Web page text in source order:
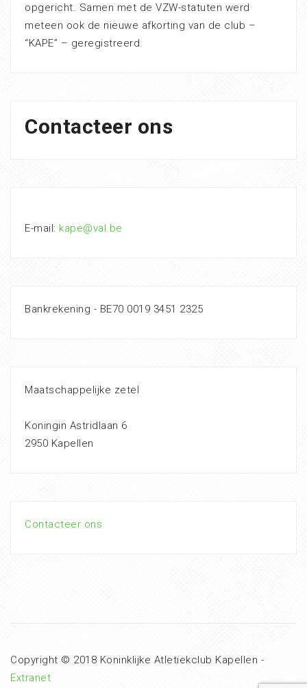
opgericht. Samen met de VZW-statuten werd
meteen ook de nieuwe afkorting van de club –
“KAPE” – geregistreerd.
Contacteer ons
E-mail: kape@val.be
Bankrekening - BE70 0019 3451 2325
Maatschappelijke zetel
Koningin Astridlaan 6
2950 Kapellen
Contacteer ons
Copyright © 2018 Koninklijke Atletiekclub Kapellen -
Extranet